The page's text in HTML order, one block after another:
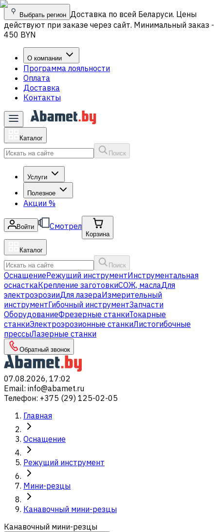
Выбрать регион Доставка по всей Беларуси. Цены
действуют при заказе через сайт. Минимальный заказ -
450 BYN
О компании
Программа лояльности
Оплата
Доставка
Контакты
Каталог
Поиск
Услуги
Полезное
Акции %
Войти Смотрел
Корзина
Каталог
Поиск
ОснащениеРежущий инструментИнструментальная
оснасткаКрепление заготовкиСОЖ, маслаДля
электроэрозииДля лазераИзмерительный
инструментГибочный инструментЗапчасти
ОборудованиеФрезерные станкиТокарные
станкиЭлектроэрозионные станкиЛистогибочные
прессыЛазерные станки
Обратный звонок
07.08.2026, 17:02
Email: info@abamet.ru
Телефон: +375 (29) 125-02-05
Главная
Оснащение
Режущий инструмент
Мини-резцы
Канавочный мини-резцы
Канавочный мини-резцы